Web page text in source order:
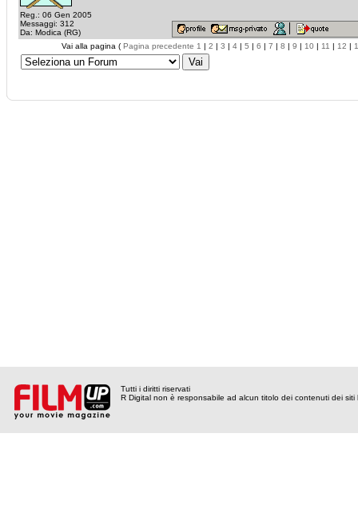
Reg.: 06 Gen 2005
Messaggi: 312
Da: Modica (RG)
Vai alla pagina ( Pagina precedente 1 | 2 | 3 | 4 | 5 | 6 | 7 | 8 | 9 | 10 | 11 | 12 |
Tutti i diritti riservati
R Digital non è responsabile ad alcun titolo dei contenuti dei siti